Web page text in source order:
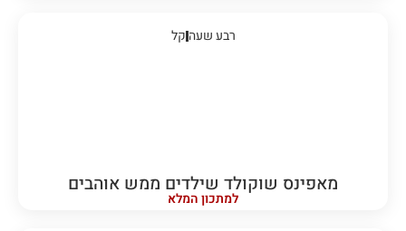
רבע שעהקל
מאפינס שוקולד שילדים ממש אוהבים
למתכון המלא